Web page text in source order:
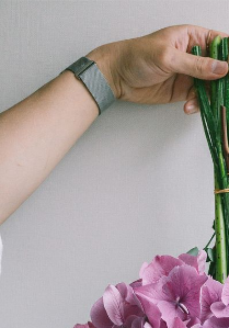
Q. 毎月自動でお花が届く
いいえ、毎月自動でお届け
きな時に好きな花をご注文
Q. 配送できないエリアは
ただいま沖縄・離島エリア